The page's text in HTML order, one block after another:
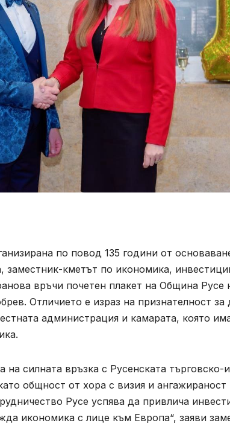
по повод 135 години от
заместник-кметът по икономика,
връчи почетен плакет на Община Русе
Отличието е израз на признателност за
администрация и камарата, която
на силната връзка с Русенската търговско-
общност от хора с визия и
Русе успява да привлича
икономика с лице към Европа“, заяви